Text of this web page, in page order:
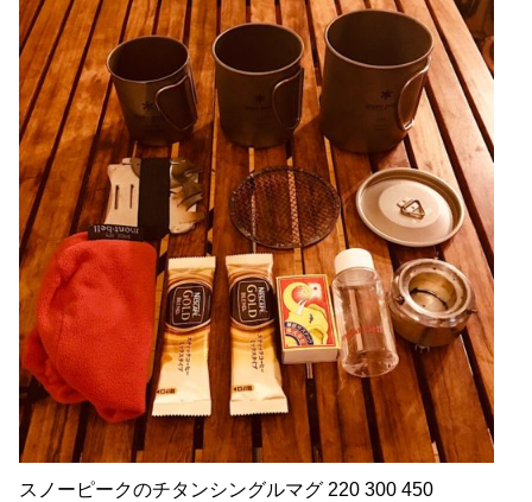
スノーピークのチタンシングルマグ 220 300 450